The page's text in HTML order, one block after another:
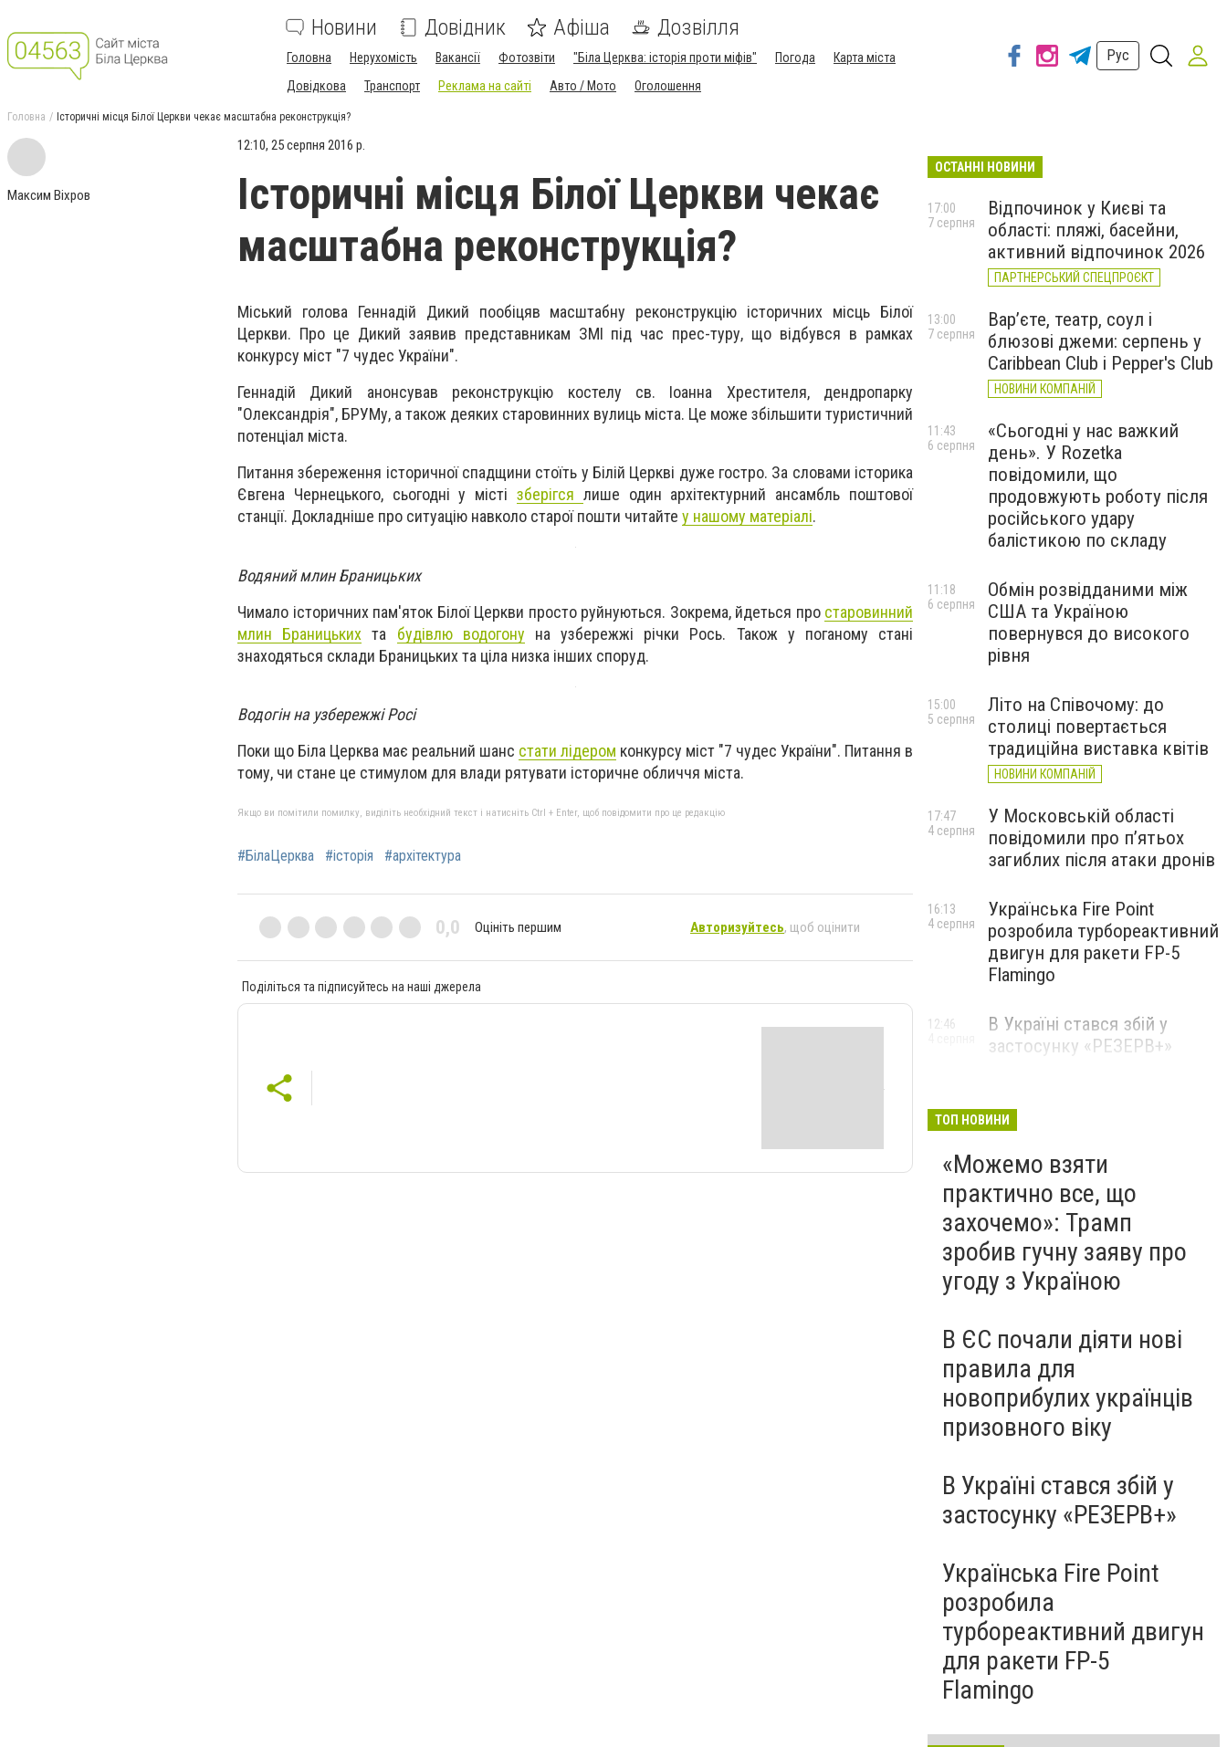
Новини Довідник Афіша Дозвілля
Головна Нерухомість Вакансії Фотозвіти "Біла Церква: історія проти міфів" Погода
Карта міста
Довідкова
Транспорт Реклама на сайті Авто / Мото Оголошення
Рус
Головна Історичні місця Білої Церкви чекає масштабна реконструкція?
Максим Віхров
12:10, 25 серпня 2016 р.
Історичні місця Білої Церкви чекає
масштабна реконструкція?
Міський голова Геннадій Дикий пообіцяв масштабну реконструкцію історичних місць Білої
Церкви. Про це Дикий заявив представникам ЗМІ під час прес-туру, що відбувся в рамках
конкурсу міст "7 чудес України".
Геннадій Дикий анонсував реконструкцію костелу св. Іоанна Хрестителя, дендропарку
"Олександрія", БРУМу, а також деяких старовинних вулиць міста. Це може збільшити туристичний
потенціал міста.
Питання збереження історичної спадщини стоїть у Білій Церкві дуже гостро. За словами історика
Євгена Чернецького, сьогодні у місті зберігся лише один архітектурний ансамбль поштової
станції. Докладніше про ситуацію навколо старої пошти читайте у нашому матеріалі.
Водяний млин Браницьких
Чимало історичних пам'яток Білої Церкви просто руйнуються. Зокрема, йдеться про старовинний
млин Браницьких та будівлю водогону на узбережжі річки Рось. Також у поганому стані
знаходяться склади Браницьких та ціла низка інших споруд.
Водогін на узбережжі Росі
Поки що Біла Церква має реальний шанс стати лідером конкурсу міст "7 чудес України". Питання в
тому, чи стане це стимулом для влади рятувати історичне обличчя міста.
Якщо ви помітили помилку, виділіть необхідний текст і натисніть Ctrl + Enter, щоб повідомити про це редакцію
#БілаЦерква #історія #архітектура
0,0 Оцініть першим Авторизуйтесь, щоб оцінити
Поділіться та підписуйтесь на наші джерела
ОСТАННІ НОВИНИ
Відпочинок у Києві та
області: пляжі, басейни,
активний відпочинок 2026
ПАРТНЕРСЬКИЙ СПЕЦПРОЄКТ
17:00
7 серпня
Вар’єте, театр, соул і
блюзові джеми: серпень у
Caribbean Club і Pepper's Club
НОВИНИ КОМПАНІЙ
13:00
7 серпня
«Сьогодні у нас важкий
день». У Rozetka
повідомили, що
продовжують роботу після
російського удару
балістикою по складу
11:43
6 серпня
Обмін розвідданими між
США та Україною
повернувся до високого
рівня
11:18
6 серпня
Літо на Співочому: до
столиці повертається
традиційна виставка квітів
НОВИНИ КОМПАНІЙ
15:00
5 серпня
У Московській області
повідомили про п’ятьох
загиблих після атаки дронів
17:47
4 серпня
Українська Fire Point
розробила турбореактивний
двигун для ракети FP-5
Flamingo
16:13
4 серпня
В Україні стався збій у
застосунку «РЕЗЕРВ+»
12:46
ТОП НОВИНИ
«Можемо взяти
практично все, що
захочемо»: Трамп
зробив гучну заяву про
угоду з Україною
В ЄС почали діяти нові
правила для
новоприбулих українців
призовного віку
В Україні стався збій у
застосунку «РЕЗЕРВ+»
Українська Fire Point
розробила
турбореактивний двигун
для ракети FP-5
Flamingo